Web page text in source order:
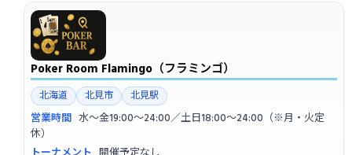
Poker Room Flamingo（フラミンゴ）
北海道 北見市 北見駅
営業時間 水〜金19:00〜24:00／土日18:00〜24:00（※月・火定
休）